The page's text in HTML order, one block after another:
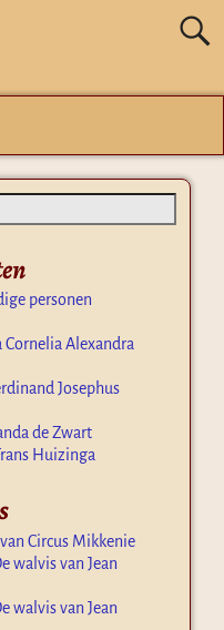
personen
Alexandra
Josephus
de Zwart
Huizinga
Circus Mikkenie
walvis van Jean
walvis van Jean